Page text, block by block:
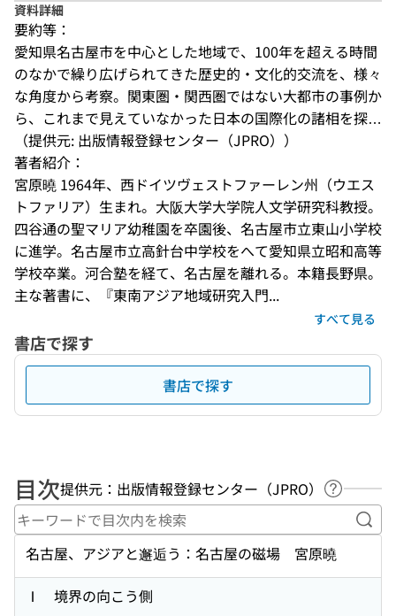
資料詳細
要約等：
愛知県名古屋市を中心とした地域で、100年を超える時間
のなかで繰り広げられてきた歴史的・文化的交流を、様々
な角度から考察。関東圏・関西圏ではない大都市の事例か
ら、これまで見えていなかった日本の国際化の諸相を探…
（提供元: 出版情報登録センター（JPRO））
著者紹介：
宮原曉 1964年、西ドイツヴェストファーレン州（ウエス
トファリア）生まれ。大阪大学大学院人文学研究科教授。
四谷通の聖マリア幼稚園を卒園後、名古屋市立東山小学校
に進学。名古屋市立高針台中学校をへて愛知県立昭和高等
学校卒業。河合塾を経て、名古屋を離れる。本籍長野県。
主な著書に、『東南アジア地域研究入門...
すべて見る
書店で探す
書店で探す
目次提供元：出版情報登録センター（JPRO）
ヘルプペ
キ
名古屋、アジアと邂逅う：名古屋の磁場 宮原曉
Ⅰ 境界の向こう側